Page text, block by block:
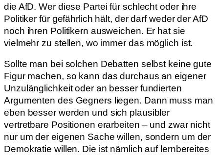
die AfD. Wer diese Partei für schlecht oder ihre
Politiker für gefährlich hält, der darf weder der AfD
noch ihren Politikern ausweichen. Er hat sie
vielmehr zu stellen, wo immer das möglich ist.
Sollte man bei solchen Debatten selbst keine gute
Figur machen, so kann das durchaus an eigener
Unzulänglichkeit oder an besser fundierten
Argumenten des Gegners liegen. Dann muss man
eben besser werden und sich plausibler
vertretbare Positionen erarbeiten – und zwar nicht
nur um der eigenen Sache willen, sondern um der
Demokratie willen. Die ist nämlich auf lernbereites